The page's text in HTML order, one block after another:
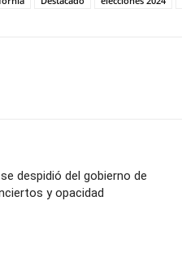
despidió del gobierno de
y opacidad